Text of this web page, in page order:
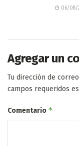
06/08/
Agregar un
Tu dirección de
campos requeridos
Comentario *